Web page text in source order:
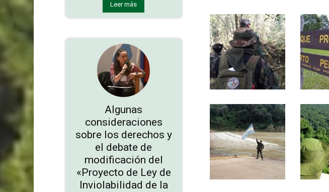
Leer más
Algunas
consideraciones
sobre los derechos y
el debate de
modificación del
«Proyecto de Ley de
Inviolabilidad de la